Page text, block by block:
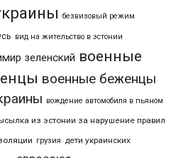
безвизовый режим
вид на жительство в эстонии
зеленский военные
военные беженцы
вождение автомобиля в пьяном
из эстонии за нарушение правил
грузия дети украинских